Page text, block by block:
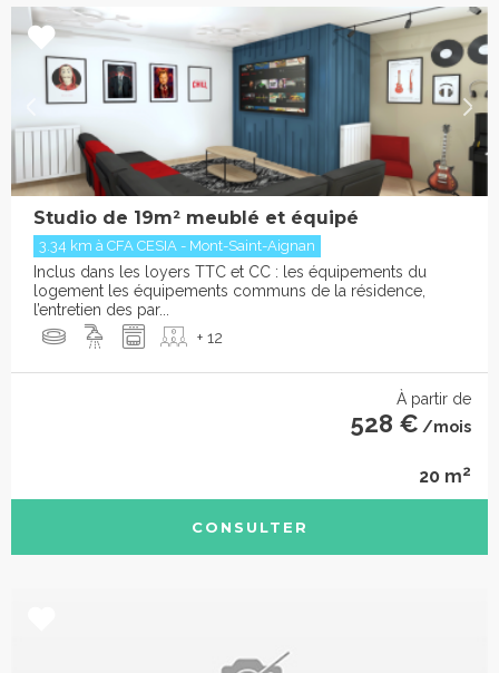
Studio de 19m² meublé et équipé
3.34 km à CFA CESIA - Mont-Saint-Aignan
Inclus dans les loyers TTC et CC : les équipements du
logement les équipements communs de la résidence,
l’entretien des par...
+ 12
À partir de
528 € /mois
20 m2
CONSULTER